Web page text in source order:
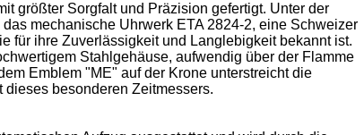
größter Sorgfalt und Präzision gefertigt. Unter der
mechanische Uhrwerk ETA 2824-2, eine Schweizer
für ihre Zuverlässigkeit und Langlebigkeit bekannt ist.
Stahlgehäuse, aufwendig über der Flamme
Emblem "ME" auf der Krone unterstreicht die
dieses besonderen Zeitmessers.